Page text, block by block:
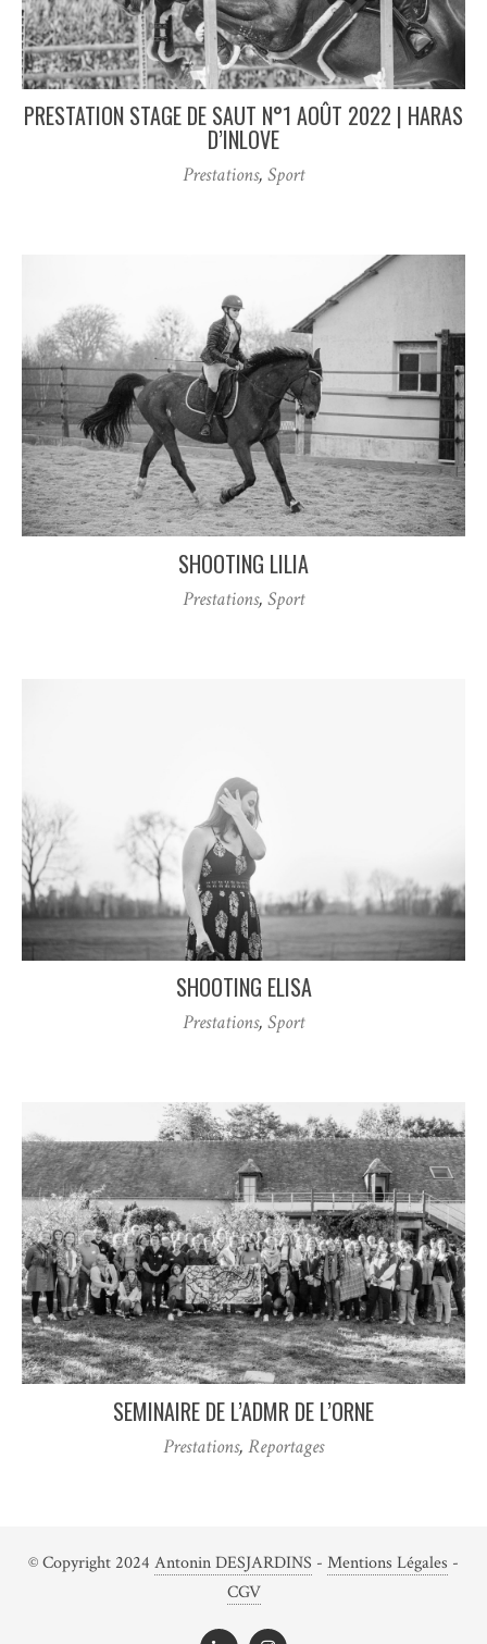
PRESTATION STAGE DE SAUT N°1 AOÛT 2022 | HARAS
D’INLOVE
Prestations, Sport
SHOOTING LILIA
Prestations, Sport
SHOOTING ELISA
Prestations, Sport
SEMINAIRE DE L’ADMR DE L’ORNE
Prestations, Reportages
© Copyright 2024 Antonin DESJARDINS - Mentions Légales -
CGV